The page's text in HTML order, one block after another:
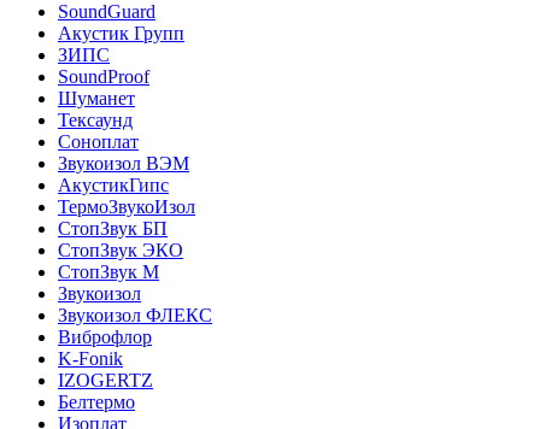
SoundGuard
Акустик Групп
ЗИПС
SoundProof
Шуманет
Тексаунд
Соноплат
Звукоизол ВЭМ
АкустикГипс
ТермоЗвукоИзол
СтопЗвук БП
СтопЗвук ЭКО
СтопЗвук М
Звукоизол
Звукоизол ФЛЕКС
Виброфлор
K-Fonik
IZOGERTZ
Белтермо
Изоплат